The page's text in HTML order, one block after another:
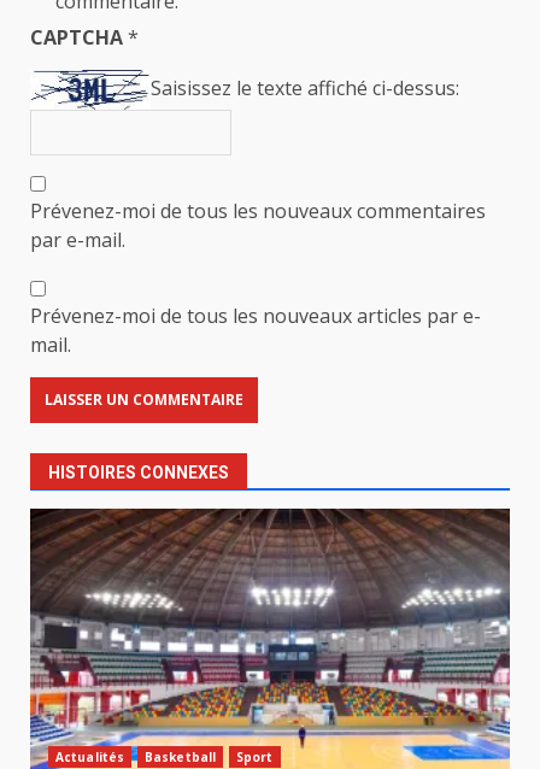
CAPTCHA*
Saisissez le texte affiché ci-dessus:
Prévenez-moi de tous les nouveaux commentaires
par e-mail.
Prévenez-moi de tous les nouveaux articles par e-
mail.
HISTOIRES CONNEXES
Actualités Basketball Sport